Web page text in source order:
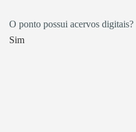
O ponto possui acervos digitais?
Sim